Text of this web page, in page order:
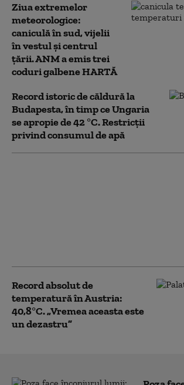
Ziua extremelor
meteorologice:
caniculă în sud, vijelii
în vestul și centrul
țării. ANM a emis trei
coduri galbene HARTĂ
Record istoric de căldură la
Budapesta, în timp ce Ungaria
se apropie de 42 °C. Restricții
privind consumul de apă
Record absolut de
temperatură în Austria:
40,8°C. „Vremea aceasta este
un dezastru”